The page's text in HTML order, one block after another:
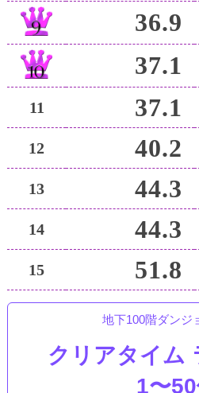
36.9
37.1
11 37.1
12 40.2
13 44.3
14 44.3
15 51.8
地下100階ダンジ
クリアタイム
1〜